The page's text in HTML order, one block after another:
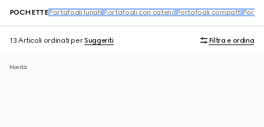
POCHETTE Portafogli lunghi Portafogli con catena Portafogli compatti
13 Articoli ordinati perSuggeriti Filtra e ordina
Novità